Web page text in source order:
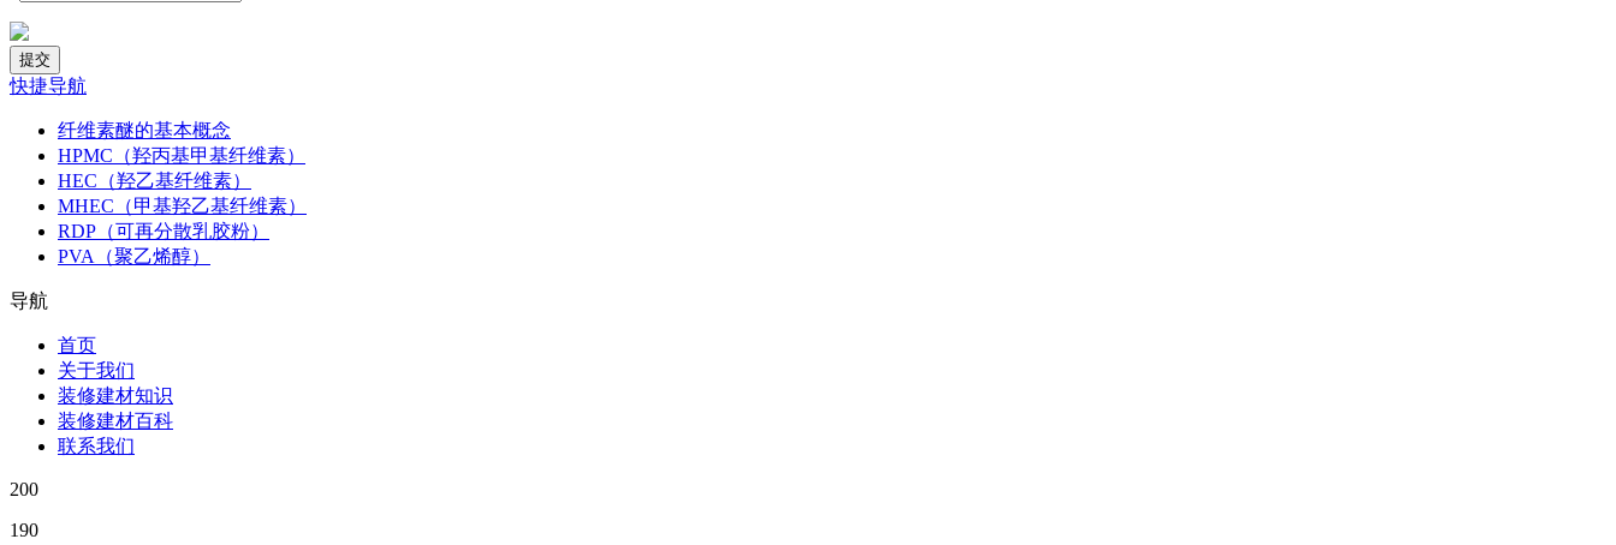
快捷导航
纤维素醚的基本概念
HPMC（羟丙基甲基纤维素）
HEC（羟乙基纤维素）
MHEC（甲基羟乙基纤维素）
RDP（可再分散乳胶粉）
PVA（聚乙烯醇）
导航
首页
关于我们
装修建材知识
装修建材百科
联系我们
200
190